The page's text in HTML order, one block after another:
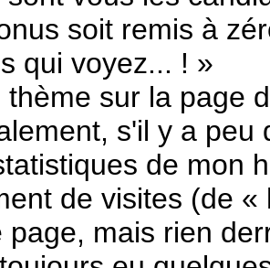
soit remis à
qui voyez... ! »
thème sur la page
s'il y a
de mon
de visites (de
page, mais rien